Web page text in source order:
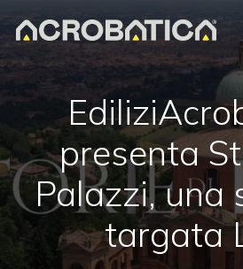
main
content
presenta
Palazzi, una
targata